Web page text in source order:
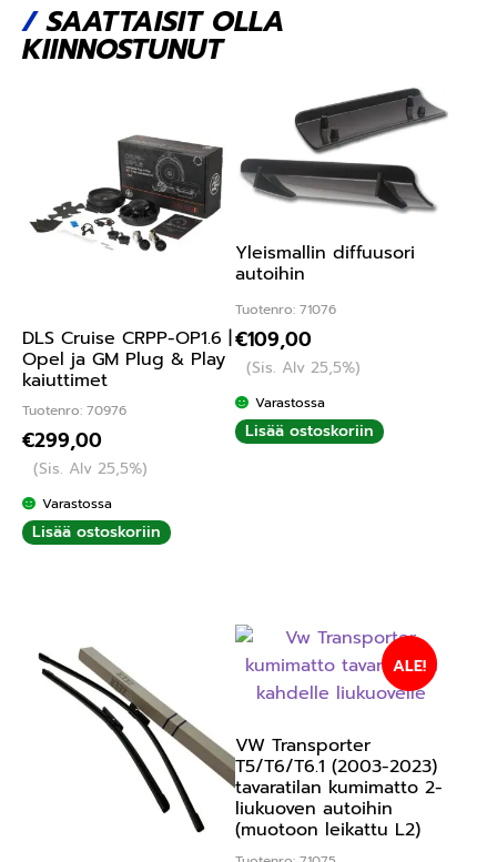
/SAATTAISIT OLLA
KIINNOSTUNUT
DLS Cruise CRPP-OP1.6 |
Opel ja GM Plug & Play
kaiuttimet
Tuotenro: 70976
€299,00
(Sis. Alv 25,5%)
Varastossa
Lisää ostoskoriin
Yleismallin diffuusori
autoihin
Tuotenro: 71076
€109,00
(Sis. Alv 25,5%)
Varastossa
Lisää ostoskoriin
VW Transporter
T5/T6/T6.1 (2003-2023)
tavaratilan kumimatto 2-
liukuoven autoihin
(muotoon leikattu L2)
ALE!